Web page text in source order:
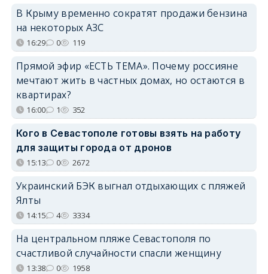
В Крыму временно сократят продажи бензина
на некоторых АЗС
16:29 0 119
Прямой эфир «ЕСТЬ ТЕМА». Почему россияне
мечтают жить в частных домах, но остаются в
квартирах?
16:00 1 352
Кого в Севастополе готовы взять на работу
для защиты города от дронов
15:13 0 2672
Украинский БЭК выгнал отдыхающих с пляжей
Ялты
14:15 4 3334
На центральном пляже Севастополя по
счастливой случайности спасли женщину
13:38 0 1958